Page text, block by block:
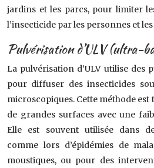
jardins et les parcs, pour limiter
l’insecticide par les personnes et
Pulvérisation d’ULV (ultra-
La pulvérisation d’ULV utilise des
pour diffuser des insecticides
microscopiques. Cette méthode
de grandes surfaces avec une
Elle est souvent utilisée dans
comme lors d’épidémies de
moustiques, ou pour des